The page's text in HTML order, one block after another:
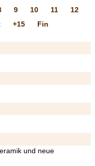
9 10 11
12
+15 Fin
und neue